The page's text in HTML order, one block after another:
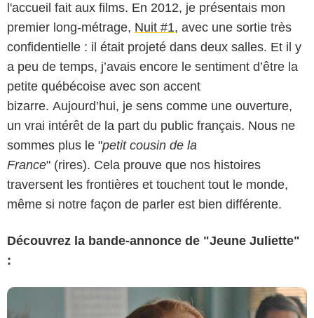
l'accueil fait aux films. En 2012, je présentais mon
premier long-métrage, Nuit #1, avec une sortie très
confidentielle : il était projeté dans deux salles. Et il y
a peu de temps, j’avais encore le sentiment d’être la
petite québécoise avec son accent
bizarre. Aujourd’hui, je sens comme une ouverture,
un vrai intérêt de la part du public français. Nous ne
sommes plus le "petit cousin de la
France" (rires). Cela prouve que nos histoires
traversent les frontières et touchent tout le monde,
même si notre façon de parler est bien différente.
Découvrez la bande-annonce de "Jeune Juliette"
: